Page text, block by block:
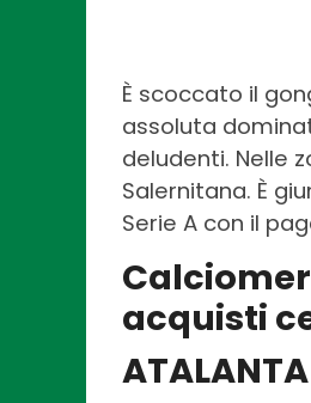
È scoccato il
assoluta
deludenti. Nelle
Salernitana. È
Serie A con il
acquisti